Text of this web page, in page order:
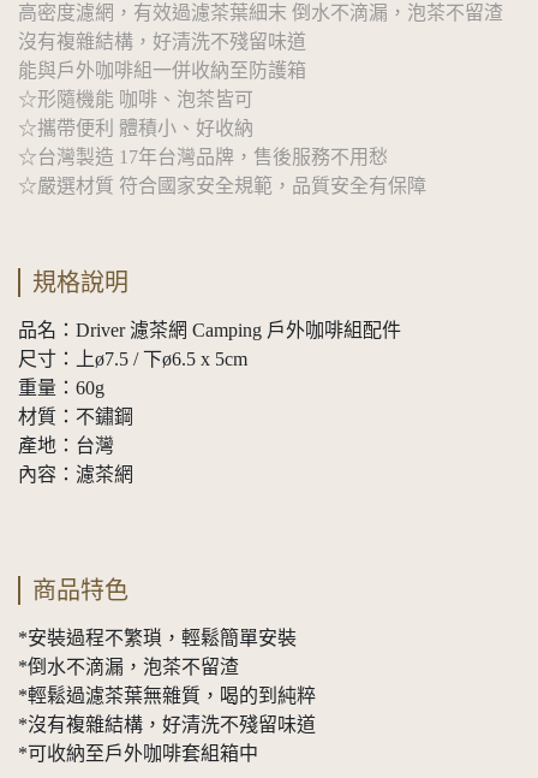
高密度濾網，有效過濾茶葉細末 倒水不滴漏，泡茶不留渣
沒有複雜結構，好清洗不殘留味道
能與戶外咖啡組一併收納至防護箱
☆形隨機能 咖啡、泡茶皆可
☆攜帶便利 體積小、好收納
☆台灣製造 17年台灣品牌，售後服務不用愁
☆嚴選材質 符合國家安全規範，品質安全有保障
規格說明
品名：Driver 濾茶網 Camping 戶外咖啡組配件
尺寸：上ø7.5 / 下ø6.5 x 5cm
重量：60g
材質：不鏽鋼
產地：台灣
內容：濾茶網
商品特色
*安裝過程不繁瑣，輕鬆簡單安裝
*倒水不滴漏，泡茶不留渣
*輕鬆過濾茶葉無雜質，喝的到純粹
*沒有複雜結構，好清洗不殘留味道
*可收納至戶外咖啡套組箱中